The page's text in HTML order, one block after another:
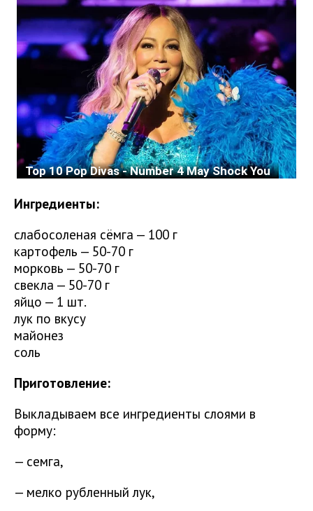
Ингредиенты:
слабосоленая сёмга — 100 г
картофель — 50-70 г
морковь — 50-70 г
свекла — 50-70 г
яйцо — 1 шт.
лук по вкусу
майонез
соль
Приготовление:
Выкладываем все ингредиенты слоями в
форму:
— семга,
— мелко рубленный лук,